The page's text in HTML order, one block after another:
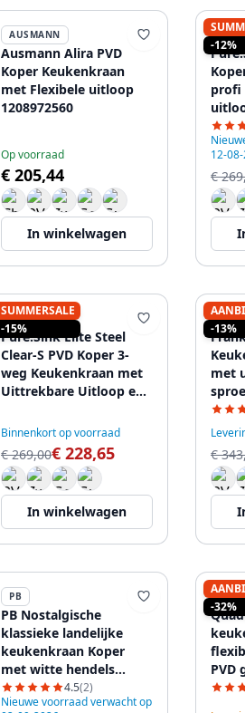
AUSMANN
Ausmann Alira PVD
Koper Keukenkraan
met Flexibele uitloop
1208972560
Op voorraad
€ 205,44
In winkelwagen
-12%
profi
62
12-
€
SUMMERSALE
-15%
PURE.SINK
Pure.Sink Elite Steel
Clear-S PVD Koper 3-
weg Keukenkraan met
Uittrekbare Uitloop en
62
Binnenkort op voorraad
€ 269,00€ 228,65
In winkelwagen
-13%
met
€
PB
PB Nostalgische
klassieke landelijke
keukenkraan Koper
met witte hendels
12089539144.5(2)
Nieuwe voorraad verwacht op
-32%
Quadri
PVD